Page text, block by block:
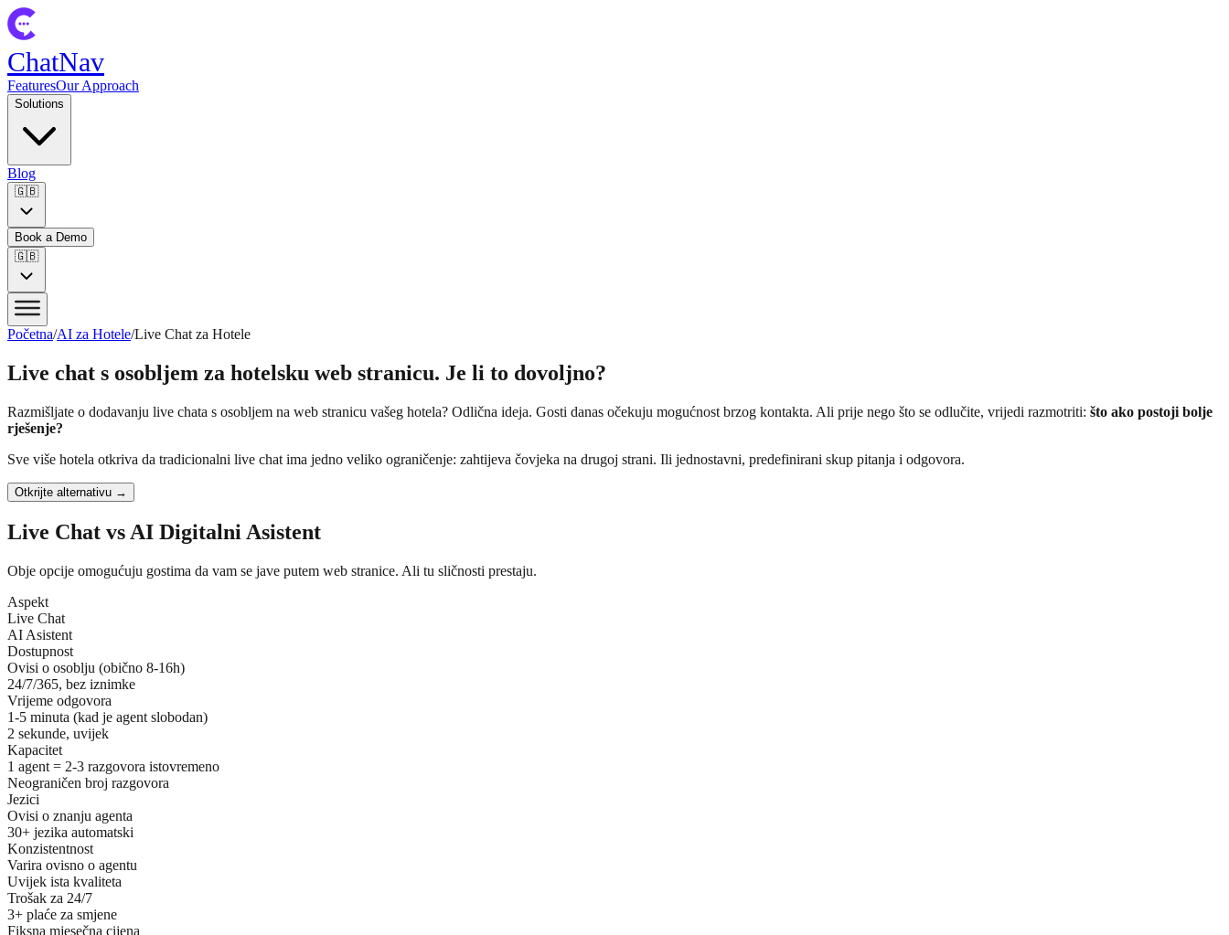
ChatNav
FeaturesOur Approach
Solutions
Blog
🇬🇧
Book a Demo
🇬🇧
Početna/AI za Hotele/Live Chat za Hotele
Live chat s osobljem za hotelsku web stranicu. Je li to dovoljno?
Razmišljate o dodavanju live chata s osobljem na web stranicu vašeg hotela? Odlična ideja. Gosti danas očekuju mogućnost brzog kontakta. Ali prije nego što se odlučite, vrijedi razmotriti: što ako postoji bolje
rješenje?
Sve više hotela otkriva da tradicionalni live chat ima jedno veliko ograničenje: zahtijeva čovjeka na drugoj strani. Ili jednostavni, predefinirani skup pitanja i odgovora.
Otkrijte alternativu →
Live Chat vs AI Digitalni Asistent
Obje opcije omogućuju gostima da vam se jave putem web stranice. Ali tu sličnosti prestaju.
Aspekt
Live Chat
AI Asistent
Dostupnost
Ovisi o osoblju (obično 8-16h)
24/7/365, bez iznimke
Vrijeme odgovora
1-5 minuta (kad je agent slobodan)
2 sekunde, uvijek
Kapacitet
1 agent = 2-3 razgovora istovremeno
Neograničen broj razgovora
Jezici
Ovisi o znanju agenta
30+ jezika automatski
Konzistentnost
Varira ovisno o agentu
Uvijek ista kvaliteta
Trošak za 24/7
3+ plaće za smjene
Fiksna mjesečna cijena